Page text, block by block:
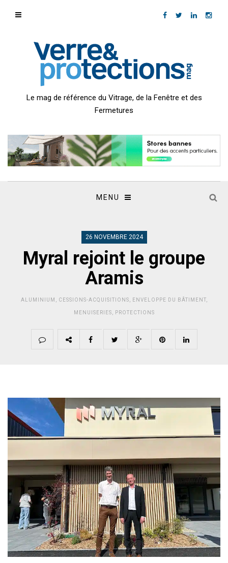
Le mag de référence du Vitrage, de la Fenêtre et des
Fermetures
MENU
26 NOVEMBRE 2024
Myral rejoint le groupe
Aramis
ALUMINIUM CESSIONS-ACQUISITIONS ENVELOPPE DU BÂTIMENT,
MENUISERIES PROTECTIONS